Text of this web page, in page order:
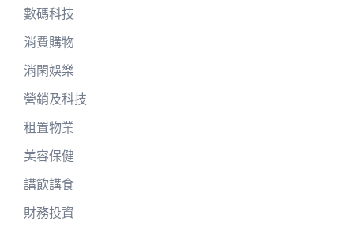
數碼科技
消費購物
消閑娛樂
營銷及科技
租置物業
美容保健
講飲講食
財務投資